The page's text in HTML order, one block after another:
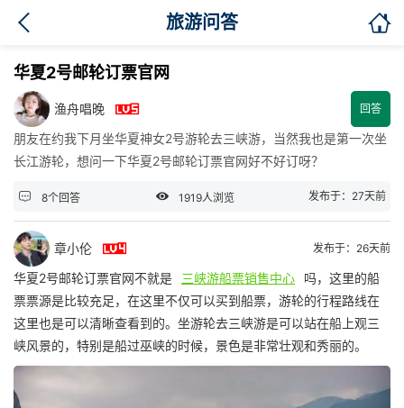
旅游问答 
华夏2号邮轮订票官网
渔舟唱晚  回答
朋友在约我下月坐华夏神女2号游轮去三峡游，当然我也是第一次坐
长江游轮，想问一下华夏2号邮轮订票官网好不好订呀？
 8个回答  1919人浏览 发布于：27天前
章小伦  发布于：26天前
华夏2号邮轮订票官网不就是 三峡游船票销售中心
吗，这里的船
票票源是比较充足，在这里不仅可以买到船票，游轮的行程路线在
这里也是可以清晰查看到的。坐游轮去三峡游是可以站在船上观三
峡风景的，特别是船过巫峡的时候，景色是非常壮观和秀丽的。